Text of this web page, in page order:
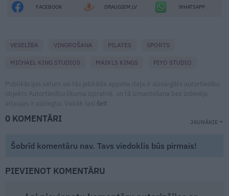
FACEBOOK DRAUGIEM.LV WHATSAPP
VESELĪBA VINGROŠANA PILATES SPORTS
MICHAEL KING STUDIOS MAIKLS KINGS PIYO STUDIO
Publikācijas saturs vai tās jebkāda apjoma daļa ir aizsargāts autortiesību
objekts Autortiesību likuma izpratnē, un tā izmantošana bez izdevēja
atļaujas ir aizliegta. Vairāk lasi šeit
0 KOMENTĀRI JAUNĀKIE
Šobrīd komentāru nav. Tavs viedoklis būs pirmais!
PIEVIENOT KOMENTĀRU